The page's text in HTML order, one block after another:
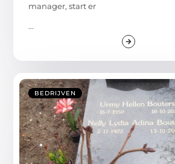
manager, start er
...
BEDRIJVEN